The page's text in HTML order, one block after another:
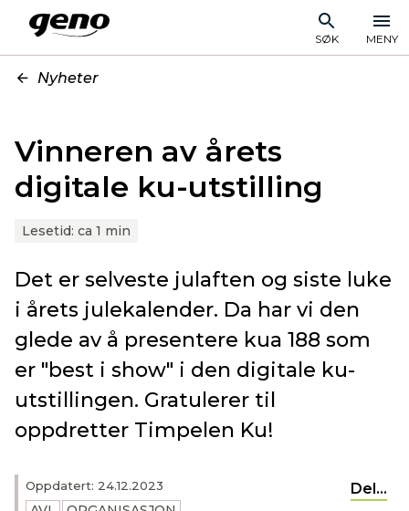
SØK MENY
Nyheter
Vinneren av årets
digitale ku-utstilling
Lesetid: ca 1 min
Oppdatert: 24.12.2023 Del...
Det er selveste julaften og siste luke
i årets julekalender. Da har vi den
glede av å presentere kua 188 som
er "best i show" i den digitale ku-
utstillingen. Gratulerer til
oppdretter Timpelen Ku!